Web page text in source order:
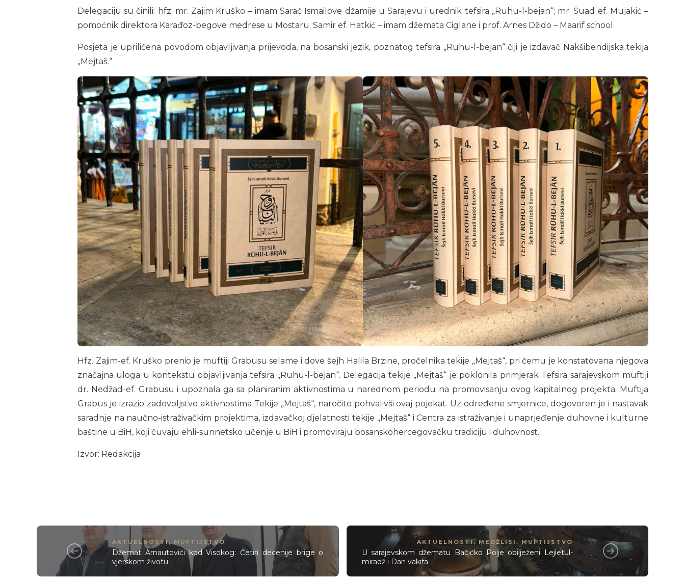
Delegaciju su činili: hfz. mr. Zajim Kruško – imam Sarač Ismailove džamije u Sarajevu i urednik tefsira „Ruhu-l-bejan“; mr. Suad ef. Mujakić –
pomoćnik direktora Karađoz-begove medrese u Mostaru; Samir ef. Hatkić – imam džemata Ciglane i prof. Arnes Džido – Maarif school.
Posjeta je upriličena povodom objavljivanja prijevoda, na bosanski jezik, poznatog tefsira „Ruhu-l-bejan“ čiji je izdavač Nakšibendijska tekija
„Mejtaš.“
Hfz. Zajim-ef. Kruško prenio je muftiji Grabusu selame i dove šejh Halila Brzine, pročelnika tekije „Mejtaš“, pri čemu je konstatovana njegova
značajna uloga u kontekstu objavljivanja tefsira „Ruhu-l-bejan“. Delegacija tekije „Mejtaš“ je poklonila primjerak Tefsira sarajevskom muftiji
dr. Nedžad-ef. Grabusu i upoznala ga sa planiranim aktivnostima u narednom periodu na promovisanju ovog kapitalnog projekta. Muftija
Grabus je izrazio zadovoljstvo aktivnostima Tekije „Mejtaš“, naročito pohvalivši ovaj pojekat. Uz određene smjernice, dogovoren je i nastavak
saradnje na naučno-istraživačkim projektima, izdavačkoj djelatnosti tekije „Mejtaš“ i Centra za istraživanje i unaprjeđenje duhovne i kulturne
baštine u BiH, koji čuvaju ehli-sunnetsko učenje u BiH i promoviraju bosanskohercegovačku tradiciju i duhovnost.
Izvor: Redakcija
AKTUELNOSTI, MUFTIJSTVO
Džemat Arnautovići kod Visokog: Četiri decenije brige o
vjerskom životu
AKTUELNOSTI, MEDŽLISI , MUFTIJSTVO
U sarajevskom džematu Bačićko Polje obilježeni Lejletul-
miradž i Dan vakifa